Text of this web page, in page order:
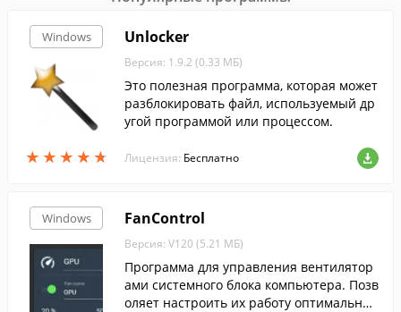
Windows
★ ★ ★ ★ ★
★ ★ ★ ★ ★
Unlocker
Версия: 1.9.2 (0.33 МБ)
Это полезная программа, которая может
разблокировать файл, используемый др
угой программой или процессом.
Лицензия: Бесплатно
Windows FanControl
Версия: V120 (5.21 МБ)
Программа для управления вентилятор
ами системного блока компьютера. Позв
оляет настроить их работу оптимальны